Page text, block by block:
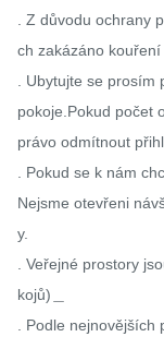
. Z důvodu ochrany
ch zakázáno kouření
. Ubytujte se prosím
pokoje.Pokud počet
právo odmítnout
. Pokud se k nám
Nejsme otevřeni
y.
. Veřejné prostory
kojů)＿
. Podle nejnovějších